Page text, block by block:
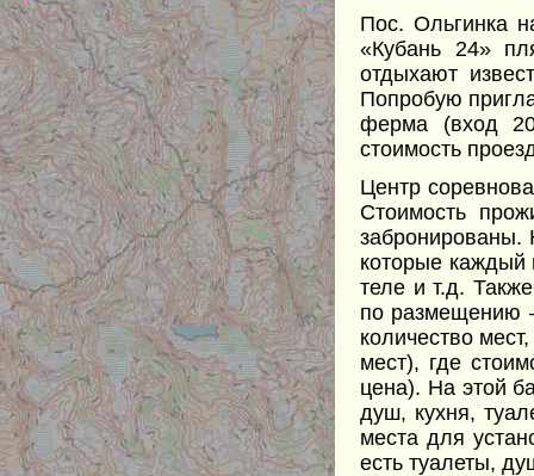
Пос. Ольгинка
«Кубань 24»
отдыхают
Попробую
ферма (вход
стоимость
Центр
Стоимость
забронированы.
которые каждый
теле и т.д.
по размещению
количество
мест), где
цена). На этой
душ, кухня,
места для
есть туалеты,